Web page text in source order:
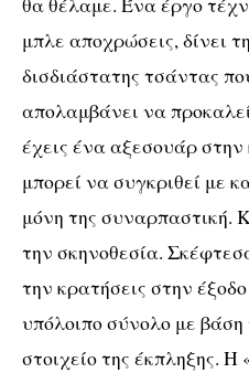
μπλε αποχρώσεις, δίνει
δισδιάστατης τσάντας
απολαμβάνει να
έχεις ένα αξεσουάρ
μπορεί να συγκριθεί με
μόνη της συναρπαστική.
την σκηνοθεσία.
την κρατήσεις στην
υπόλοιπο σύνολο με βάση
στοιχείο της έκπληξης.